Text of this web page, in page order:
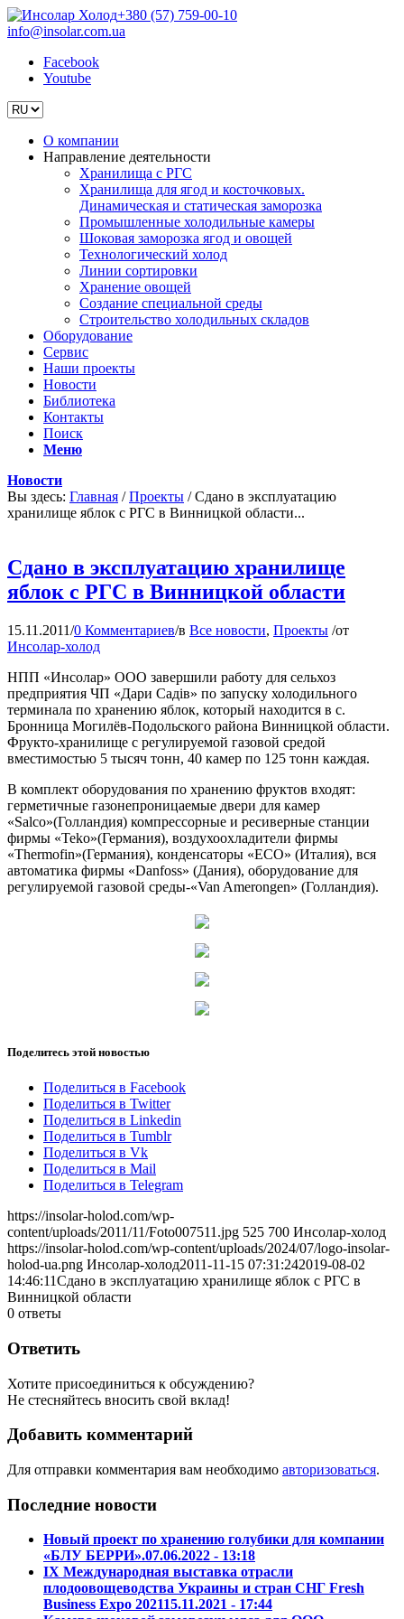
+380 (57) 759-00-10
info@insolar.com.ua
Facebook
Youtube
О компании
Направление деятельности
Хранилища с РГС
Хранилища для ягод и косточковых.
Динамическая и статическая заморозка
Промышленные холодильные камеры
Шоковая заморозка ягод и овощей
Технологический холод
Линии сортировки
Хранение овощей
Создание специальной среды
Строительство холодильных складов
Оборудование
Сервис
Наши проекты
Новости
Библиотека
Контакты
Поиск
Меню
Новости
Вы здесь: Главная / Проекты / Сдано в эксплуатацию
хранилище яблок с РГС в Винницкой области...
Сдано в эксплуатацию хранилище
яблок с РГС в Винницкой области
15.11.2011/0 Комментариев/в Все новости, Проекты /от
Инсолар-холод
НПП «Инсолар» ООО завершили работу для сельхоз
предприятия ЧП «Дари Садів» по запуску холодильного
терминала по хранению яблок, который находится в с.
Бронница Могилёв-Подольского района Винницкой области.
Фрукто-хранилище с регулируемой газовой средой
вместимостью 5 тысяч тонн, 40 камер по 125 тонн каждая.
В комплект оборудования по хранению фруктов входят:
герметичные газонепроницаемые двери для камер
«Salсo»(Голландия) компрессорные и ресиверные станции
фирмы «Teko»(Германия), воздухоохладители фирмы
«Thermofin»(Германия), конденсаторы «ECO» (Италия), вся
автоматика фирмы «Danfoss» (Дания), оборудование для
регулируемой газовой среды-«Van Amerongen» (Голландия).
Поделитесь этой новостью
Поделиться в Facebook
Поделиться в Twitter
Поделиться в Linkedin
Поделиться в Tumblr
Поделиться в Vk
Поделиться в Mail
Поделиться в Telegram
https://insolar-holod.com/wp-
content/uploads/2011/11/Foto007511.jpg 525 700 Инсолар-холод
https://insolar-holod.com/wp-content/uploads/2024/07/logo-insolar-
holod-ua.png Инсолар-холод2011-11-15 07:31:242019-08-02
14:46:11Сдано в эксплуатацию хранилище яблок с РГС в
Винницкой области
0 ответы
Ответить
Хотите присоединиться к обсуждению?
Не стесняйтесь вносить свой вклад!
Добавить комментарий
Для отправки комментария вам необходимо авторизоваться.
Последние новости
Новый проект по хранению голубики для компании
«БЛУ БЕРРИ».07.06.2022 - 13:18
IX Международная выставка отрасли
плодоовощеводства Украины и стран СНГ Fresh
Business Expo 202115.11.2021 - 17:44